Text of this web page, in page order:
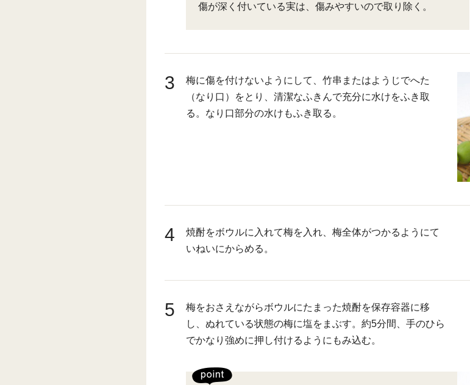
傷が深く付いている実は、傷みやすいので取り除く。
3
梅に傷を付けないようにして、竹串またはようじでへた
（なり口）をとり、清潔なふきんで充分に水けをふき取
る。なり口部分の水けもふき取る。
4
焼酎をボウルに入れて梅を入れ、梅全体がつかるようにて
いねいにからめる。
5
梅をおさえながらボウルにたまった焼酎を保存容器に移
し、ぬれている状態の梅に塩をまぶす。約5分間、手のひら
でかなり強めに押し付けるようにもみ込む。